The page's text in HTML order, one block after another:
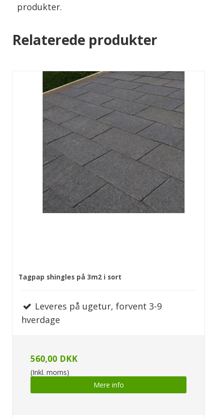
produkter.
Relaterede produkter
Tagpap shingles på 3m2 i sort
Leveres på ugetur, forvent 3-9
hverdage
560,00 DKK
(Inkl. moms)
Mere info